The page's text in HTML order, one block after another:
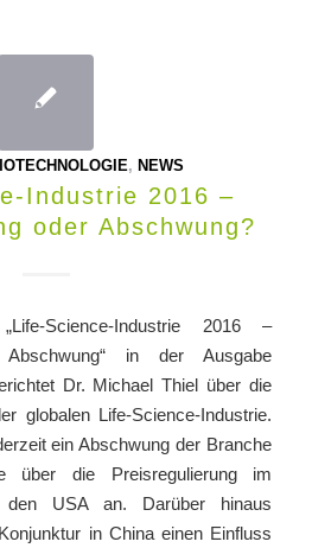
, NEWS
Industrie 2016 –
oder Abschwung?
Science-Industrie 2016 –
Abschwung“ in der Ausgabe
Dr. Michael Thiel über die
globalen Life-Science-Industrie.
ein Abschwung der Branche
über die Preisregulierung im
den USA an. Darüber hinaus
in China einen Einfluss